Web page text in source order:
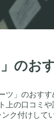
のお
ツ」のおす
上の口コミ
ンク付けして